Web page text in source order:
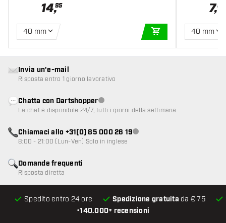
14,95
40 mm
AGGIUNGI AL
7,95
40 mm
•140.000+ recensioni
Spedito entro 24 ore Spedizione gratuita da € 75
Domande frequenti
Risposta diretta
Invia un'e-mail
Risposta entro 1 giorno lavorativo
Chatta con DartshopperServizio clienti non disponibile
La chat è disponibile 24/7, tutti i giorni della settimana
Chiamaci allo +31(0) 85 000 26 19Servizio clienti non disponibile
8:00 - 21:00 (Lun-Ven) Solo in inglese